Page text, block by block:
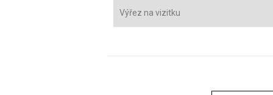
Výřez na vizitku